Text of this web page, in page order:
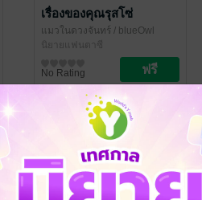
เรื่องของคุณรุสโซ่
แมวในดวงจันทร์ / blueOwl
นิยายแฟนตาซี
No Rating